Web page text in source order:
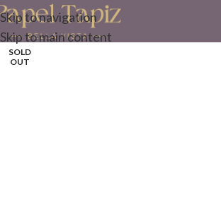
Skip to navigation
Skip to main content
SOLD
OUT